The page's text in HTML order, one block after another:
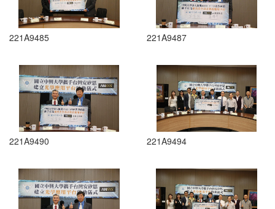
221A9485 221A9487
221A9490 221A9494